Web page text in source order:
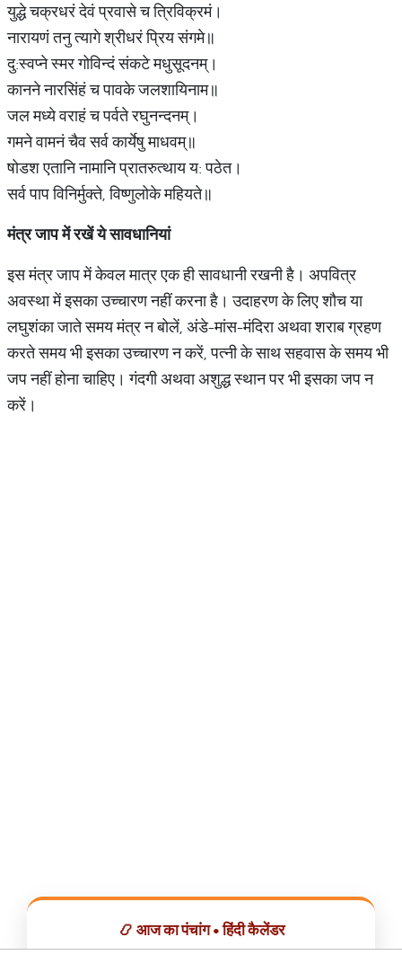
युद्धे चक्रधरं देवं प्रवासे च त्रिविक्रमं।
नारायणं तनु त्यागे श्रीधरं प्रिय संगमे॥
दु:स्वप्ने स्मर गोविन्दं संकटे मधुसूदनम्।
कानने नारसिंहं च पावके जलशायिनाम॥
जल मध्ये वराहं च पर्वते रघुनन्दनम्।
गमने वामनं चैव सर्व कार्येषु माधवम्॥
षोडश एतानि नामानि प्रातरुत्थाय य: पठेत।
सर्व पाप विनिर्मुक्ते, विष्णुलोके महियते॥
मंत्रजापमेंरखेंयेसावधानियां
इस मंत्र जाप में केवल मात्र एक ही सावधानी रखनी है। अपवित्र
अवस्था में इसका उच्चारण नहीं करना है। उदाहरण के लिए शौच या
लघुशंका जाते समय मंत्र न बोलें, अंडे-मांस-मंदिरा अथवा शराब ग्रहण
करते समय भी इसका उच्चारण न करें, पत्नी के साथ सहवास के समय भी
जप नहीं होना चाहिए। गंदगी अथवा अशुद्ध स्थान पर भी इसका जप न
करें।
📿 आज का पंचांग • हिंदी कैलेंडर